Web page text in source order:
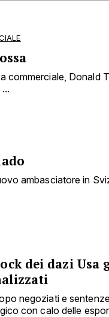
commerciale, Donald
ambasciatore in
dei dazi
negoziati e
con calo delle